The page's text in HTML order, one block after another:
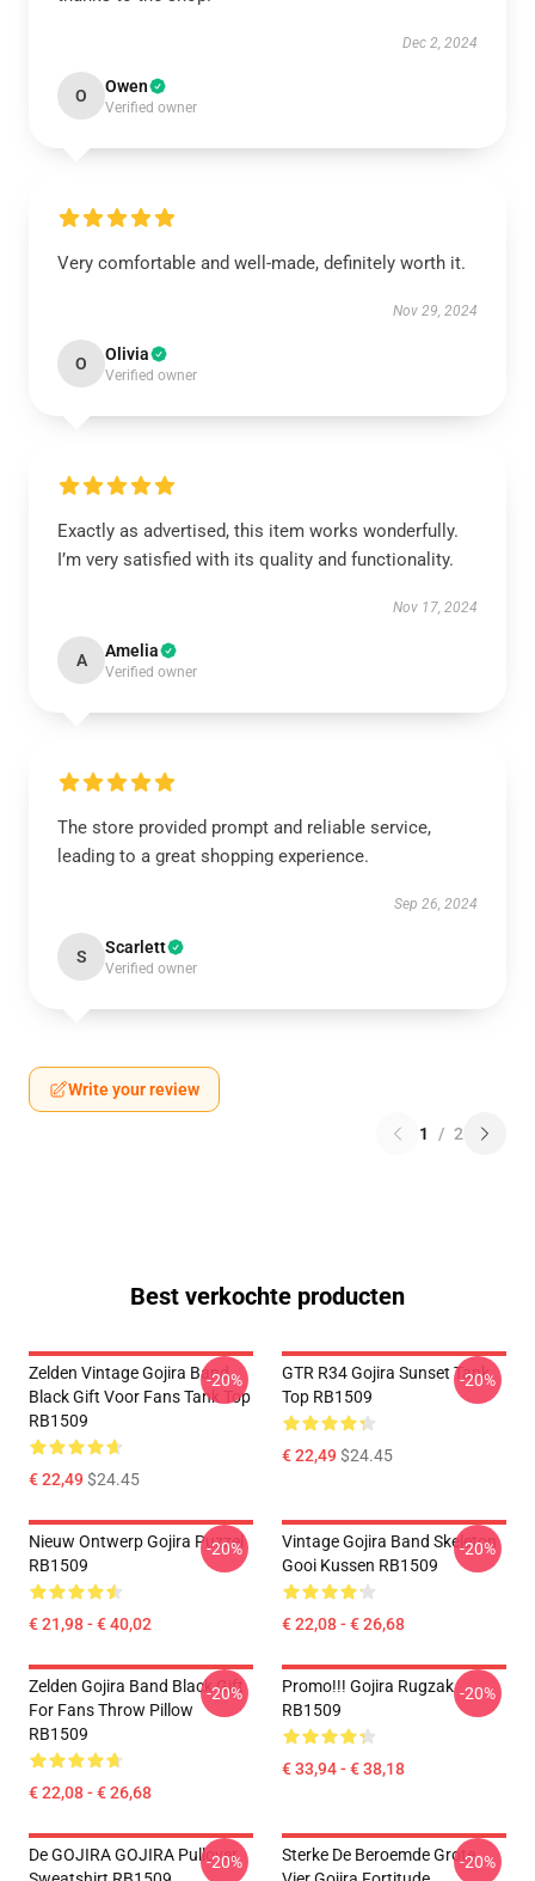
Dec 2, 2024
O Owen
Verified owner
Very comfortable and well-made, definitely worth it.
Nov 29, 2024
O Olivia
Verified owner
Exactly as advertised, this item works wonderfully.
I’m very satisfied with its quality and functionality.
Nov 17, 2024
A Amelia
Verified owner
The store provided prompt and reliable service,
leading to a great shopping experience.
Sep 26, 2024
S Scarlett
Verified owner
Write your review
1 / 2
Best verkochte producten
Zelden Vintage Gojira Band
Black Gift Voor Fans Tank Top
RB1509
€ 22,49$24.45
-20%
GTR R34 Gojira Sunset Tank
Top RB1509
€ 22,49$24.45
-20%
Nieuw Ontwerp Gojira Puzzel
RB1509
€ 21,98 - € 40,02
-20%
Vintage Gojira Band Skeleton
Gooi Kussen RB1509
€ 22,08 - € 26,68
-20%
Zelden Gojira Band Black Gift
For Fans Throw Pillow
RB1509
€ 22,08 - € 26,68
-20%
Promo!!! Gojira Rugzak
RB1509
€ 33,94 - € 38,18
-20%
De GOJIRA GOJIRA Pullover
-20%
Sterke De Beroemde Grote-20%